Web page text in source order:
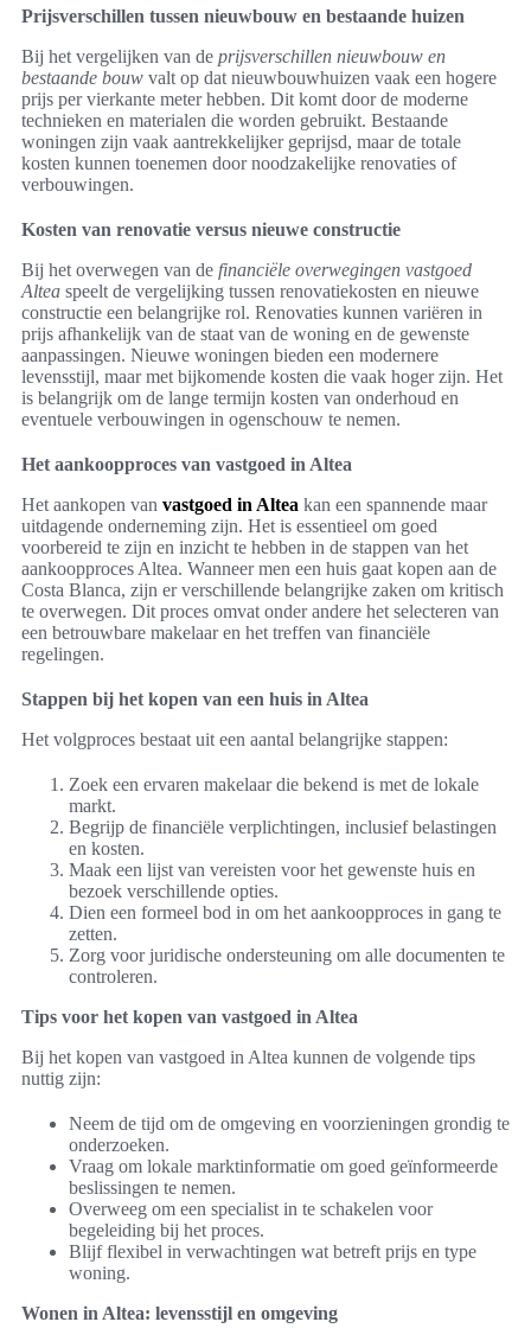
Prijsverschillen tussen nieuwbouw en bestaande huizen
Bij het vergelijken van de prijsverschillen nieuwbouw en
bestaande bouw valt op dat nieuwbouwhuizen vaak een hogere
prijs per vierkante meter hebben. Dit komt door de moderne
technieken en materialen die worden gebruikt. Bestaande
woningen zijn vaak aantrekkelijker geprijsd, maar de totale
kosten kunnen toenemen door noodzakelijke renovaties of
verbouwingen.
Kosten van renovatie versus nieuwe constructie
Bij het overwegen van de financiële overwegingen vastgoed
Altea speelt de vergelijking tussen renovatiekosten en nieuwe
constructie een belangrijke rol. Renovaties kunnen variëren in
prijs afhankelijk van de staat van de woning en de gewenste
aanpassingen. Nieuwe woningen bieden een modernere
levensstijl, maar met bijkomende kosten die vaak hoger zijn. Het
is belangrijk om de lange termijn kosten van onderhoud en
eventuele verbouwingen in ogenschouw te nemen.
Het aankoopproces van vastgoed in Altea
Het aankopen van vastgoed in Altea kan een spannende maar
uitdagende onderneming zijn. Het is essentieel om goed
voorbereid te zijn en inzicht te hebben in de stappen van het
aankoopproces Altea. Wanneer men een huis gaat kopen aan de
Costa Blanca, zijn er verschillende belangrijke zaken om kritisch
te overwegen. Dit proces omvat onder andere het selecteren van
een betrouwbare makelaar en het treffen van financiële
regelingen.
Stappen bij het kopen van een huis in Altea
Het volgproces bestaat uit een aantal belangrijke stappen:
Zoek een ervaren makelaar die bekend is met de lokale
markt.
Begrijp de financiële verplichtingen, inclusief belastingen
en kosten.
Maak een lijst van vereisten voor het gewenste huis en
bezoek verschillende opties.
Dien een formeel bod in om het aankoopproces in gang te
zetten.
Zorg voor juridische ondersteuning om alle documenten te
controleren.
Tips voor het kopen van vastgoed in Altea
Bij het kopen van vastgoed in Altea kunnen de volgende tips
nuttig zijn:
Neem de tijd om de omgeving en voorzieningen grondig te
onderzoeken.
Vraag om lokale marktinformatie om goed geïnformeerde
beslissingen te nemen.
Overweeg om een specialist in te schakelen voor
begeleiding bij het proces.
Blijf flexibel in verwachtingen wat betreft prijs en type
woning.
Wonen in Altea: levensstijl en omgeving